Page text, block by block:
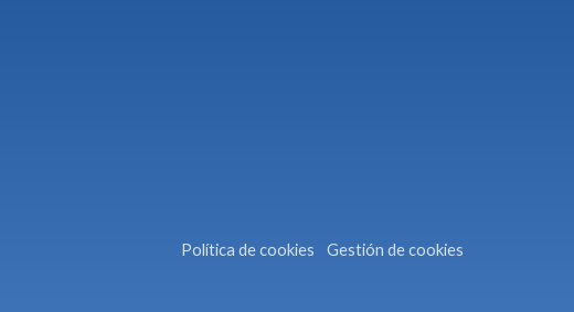
Política de cookies Gestión de cookies